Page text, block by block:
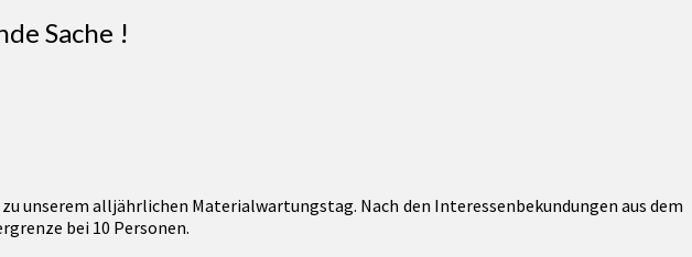
Sache !
unserem alljährlichen Materialwartungstag. Nach den Interessenbekundungen aus dem
bei 10 Personen.